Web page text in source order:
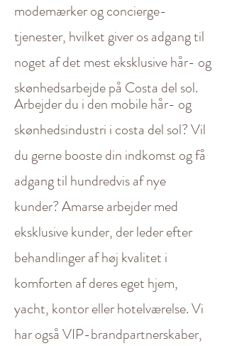
modemærker og concierge-
tjenester, hvilket giver os adgang til
noget af det mest eksklusive hår- og
skønhedsarbejde på Costa del sol.
Arbejder du i den mobile hår- og
skønhedsindustri i costa del sol? Vil
du gerne booste din indkomst og få
adgang til hundredvis af nye
kunder? Amarse arbejder med
eksklusive kunder, der leder efter
behandlinger af høj kvalitet i
komforten af deres eget hjem,
yacht, kontor eller hotelværelse. Vi
har også VIP-brandpartnerskaber,